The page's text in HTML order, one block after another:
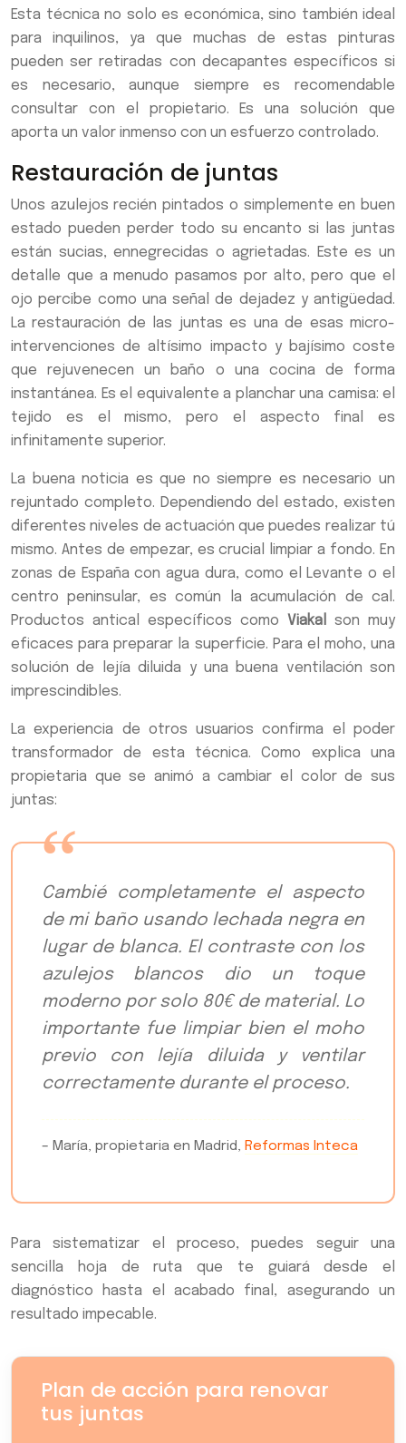
Esta técnica no solo es económica, sino también ideal
para inquilinos, ya que muchas de estas pinturas
pueden ser retiradas con decapantes específicos si
es necesario, aunque siempre es recomendable
consultar con el propietario. Es una solución que
aporta un valor inmenso con un esfuerzo controlado.
Restauración de juntas
Unos azulejos recién pintados o simplemente en buen
estado pueden perder todo su encanto si las juntas
están sucias, ennegrecidas o agrietadas. Este es un
detalle que a menudo pasamos por alto, pero que el
ojo percibe como una señal de dejadez y antigüedad.
La restauración de las juntas es una de esas micro-
intervenciones de altísimo impacto y bajísimo coste
que rejuvenecen un baño o una cocina de forma
instantánea. Es el equivalente a planchar una camisa: el
tejido es el mismo, pero el aspecto final es
infinitamente superior.
La buena noticia es que no siempre es necesario un
rejuntado completo. Dependiendo del estado, existen
diferentes niveles de actuación que puedes realizar tú
mismo. Antes de empezar, es crucial limpiar a fondo. En
zonas de España con agua dura, como el Levante o el
centro peninsular, es común la acumulación de cal.
Productos antical específicos como Viakal
son muy
eficaces para preparar la superficie. Para el moho, una
solución de lejía diluida y una buena ventilación son
imprescindibles.
La experiencia de otros usuarios confirma el poder
transformador de esta técnica. Como explica una
propietaria que se animó a cambiar el color de sus
juntas:
Cambié completamente el aspecto
de mi baño usando lechada negra en
lugar de blanca. El contraste con los
azulejos blancos dio un toque
moderno por solo 80€ de material. Lo
importante fue limpiar bien el moho
previo con lejía diluida y ventilar
correctamente durante el proceso.
– María, propietaria en Madrid, Reformas Inteca
Para sistematizar el proceso, puedes seguir una
sencilla hoja de ruta que te guiará desde el
diagnóstico hasta el acabado final, asegurando un
resultado impecable.
Plan de acción para renovar
tus juntas